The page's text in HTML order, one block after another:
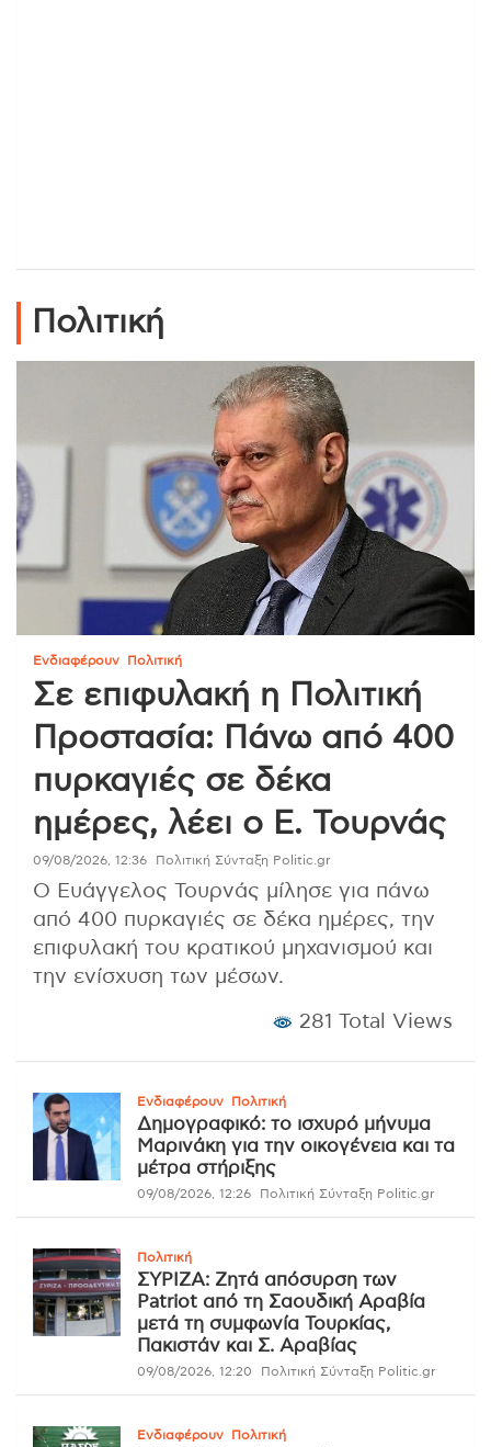
Πολιτική
Ενδιαφέρουν Πολιτική
Σε επιφυλακή η Πολιτική
Προστασία: Πάνω από 400
πυρκαγιές σε δέκα
ημέρες, λέει ο Ε. Τουρνάς
09/08/2026, 12:36 Πολιτική Σύνταξη Politic.gr
Ο Ευάγγελος Τουρνάς μίλησε για πάνω
από 400 πυρκαγιές σε δέκα ημέρες, την
επιφυλακή του κρατικού μηχανισμού και
την ενίσχυση των μέσων.
281 Total Views
Ενδιαφέρουν Πολιτική
Δημογραφικό: το ισχυρό μήνυμα
Μαρινάκη για την οικογένεια και τα
μέτρα στήριξης
09/08/2026, 12:26 Πολιτική Σύνταξη Politic.gr
Πολιτική
ΣΥΡΙΖΑ: Ζητά απόσυρση των
Patriot από τη Σαουδική Αραβία
μετά τη συμφωνία Τουρκίας,
Πακιστάν και Σ. Αραβίας
09/08/2026, 12:20 Πολιτική Σύνταξη Politic.gr
Ενδιαφέρουν Πολιτική